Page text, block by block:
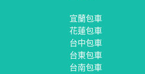
宜蘭包車
花蓮包車
台中包車
台東包車
台南包車